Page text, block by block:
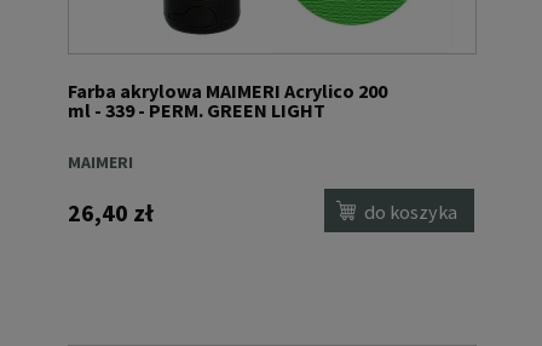
Farba akrylowa MAIMERI Acrylico 200
ml - 339 - PERM. GREEN LIGHT
MAIMERI
26,40 zł do koszyka